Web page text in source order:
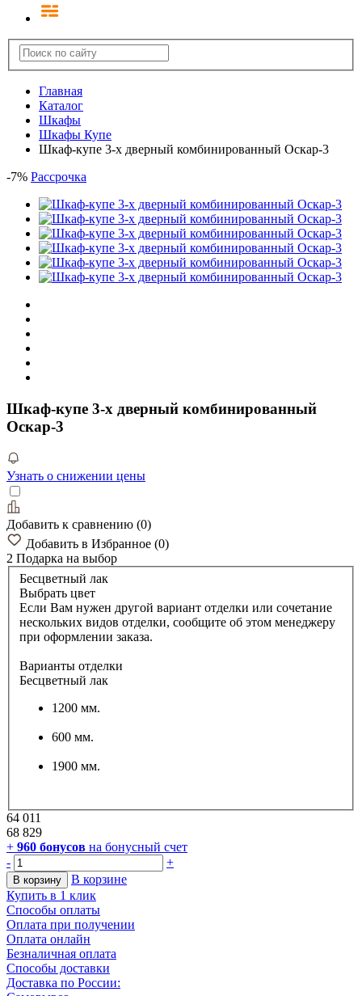
Главная
Каталог
Шкафы
Шкафы Купе
Шкаф-купе 3-х дверный комбинированный Оскар-3
-7% Рассрочка
Шкаф-купе 3-х дверный комбинированный
Оскар-3
Узнать о снижении цены
Добавить к сравнению (0)
Добавить в Избранное (0)
2 Подарка на выбор
Бесцветный лак
Выбрать цвет
Если Вам нужен другой вариант отделки или сочетание
нескольких видов отделки, сообщите об этом менеджеру
при оформлении заказа.
Варианты отделки
Бесцветный лак
1200 мм.
600 мм.
1900 мм.
64 011
68 829
+ 960 бонусов на бонусный счет
-
+
В корзину
В корзине
Купить в 1 клик
Способы оплаты
Оплата при получении
Оплата онлайн
Безналичная оплата
Способы доставки
Доставка по России: